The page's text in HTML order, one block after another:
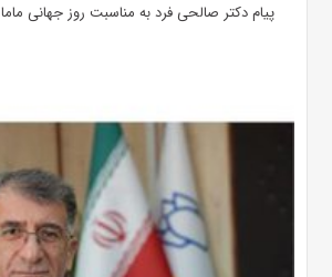
پیام دکتر صالحی فرد به مناسبت روز جهانی ماما